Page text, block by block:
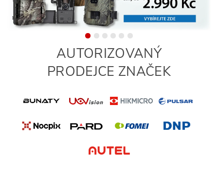
AUTORIZOVANÝ
PRODEJCE ZNAČEK